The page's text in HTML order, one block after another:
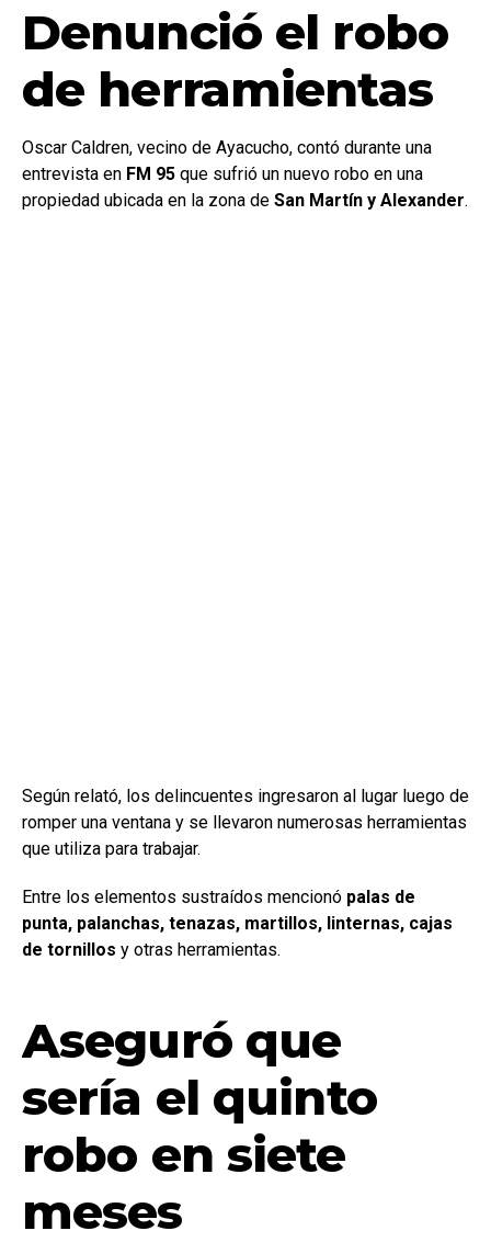
Denunció el robo
de herramientas
Oscar Caldren, vecino de Ayacucho, contó durante una
entrevista en FM 95 que sufrió un nuevo robo en una
propiedad ubicada en la zona de San Martín y Alexander.
Según relató, los delincuentes ingresaron al lugar luego de
romper una ventana y se llevaron numerosas herramientas
que utiliza para trabajar.
Entre los elementos sustraídos mencionó palas de
punta, palanchas, tenazas, martillos, linternas, cajas
de tornillos y otras herramientas.
Aseguró que
sería el quinto
robo en siete
meses